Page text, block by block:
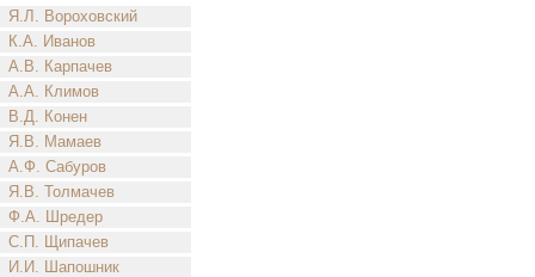
Я.Л. Вороховский
К.А. Иванов
А.В. Карпачев
А.А. Климов
В.Д. Конен
Я.В. Мамаев
А.Ф. Сабуров
Я.В. Толмачев
Ф.А. Шредер
С.П. Щипачев
И.И. Шапошник